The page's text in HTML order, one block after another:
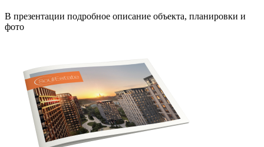
В презентации подробное описание объекта, планировки и
фото